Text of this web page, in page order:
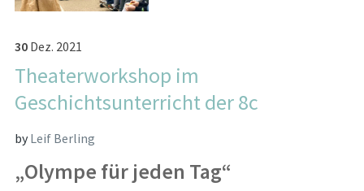
30 Dez. 2021
Theaterworkshop im
Geschichtsunterricht der 8c
byLeif Berling
„Olympe für jeden Tag“